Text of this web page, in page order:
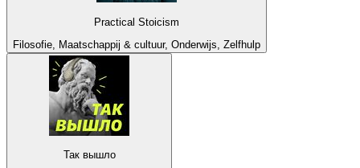
Practical Stoicism
Filosofie, Maatschappij & cultuur, Onderwijs, Zelfhulp
Так вышло